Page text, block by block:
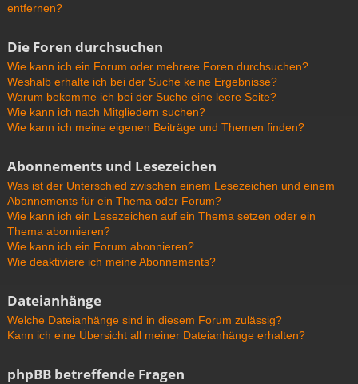
entfernen?
Die Foren durchsuchen
Wie kann ich ein Forum oder mehrere Foren durchsuchen?
Weshalb erhalte ich bei der Suche keine Ergebnisse?
Warum bekomme ich bei der Suche eine leere Seite?
Wie kann ich nach Mitgliedern suchen?
Wie kann ich meine eigenen Beiträge und Themen finden?
Abonnements und Lesezeichen
Was ist der Unterschied zwischen einem Lesezeichen und einem
Abonnements für ein Thema oder Forum?
Wie kann ich ein Lesezeichen auf ein Thema setzen oder ein
Thema abonnieren?
Wie kann ich ein Forum abonnieren?
Wie deaktiviere ich meine Abonnements?
Dateianhänge
Welche Dateianhänge sind in diesem Forum zulässig?
Kann ich eine Übersicht all meiner Dateianhänge erhalten?
phpBB betreffende Fragen